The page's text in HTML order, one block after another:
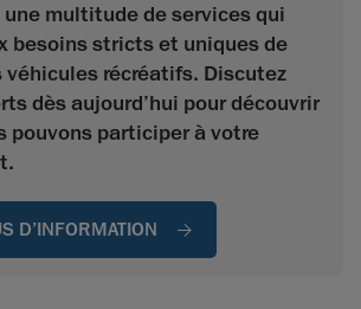
une multitude de services qui
besoins stricts et uniques de
véhicules récréatifs. Discutez
dès aujourd’hui pour découvrir
pouvons participer à votre
D’INFORMATION